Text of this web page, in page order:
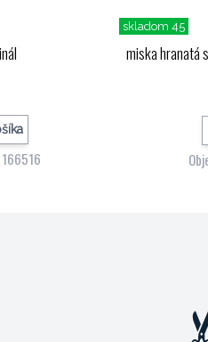
skladom 45
miska hranatá